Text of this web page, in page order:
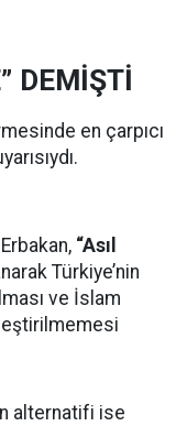
DEMİŞTİ
en çarpıcı
“Asıl
Türkiye’nin
ve İslam
alternatifi ise